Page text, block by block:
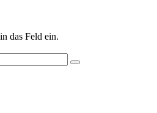
das Feld ein.